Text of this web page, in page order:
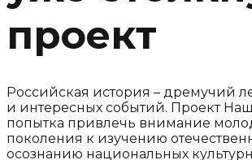
проект
Российская история – дремучий
и интересных событий. Проект
попытка привлечь внимание
поколения к изучению
осознанию национальных